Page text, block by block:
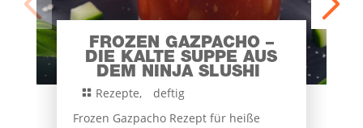
FRO­ZEN GAZ­PA­CHO –
DIE KAL­TE SUP­PE AUS
DEM NIN­JA SLUSHI
 Rezep­te,
def­tig
Fro­zen Gaz­pa­cho Rezept für hei­ße